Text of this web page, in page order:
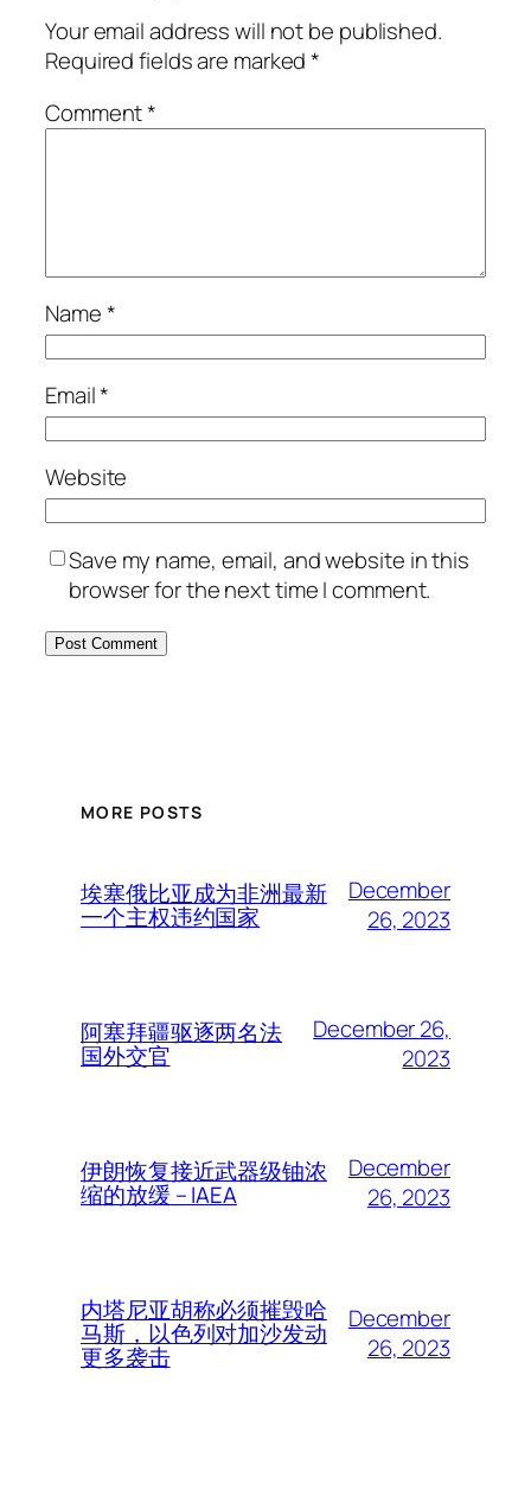
Your email address will not be published.
Required fields are marked*
Comment*
Name*
Email*
Website
Save my name, email, and website in this
browser for the next time I comment.
MORE POSTS
埃塞俄比亚成为非洲最新
一个主权违约国家
December
26, 2023
阿塞拜疆驱逐两名法
国外交官
December 26,
2023
伊朗恢复接近武器级铀浓
缩的放缓 – IAEA
December
26, 2023
内塔尼亚胡称必须摧毁哈
马斯，以色列对加沙发动
更多袭击
December
26, 2023